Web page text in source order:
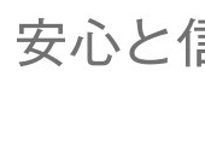
安心と